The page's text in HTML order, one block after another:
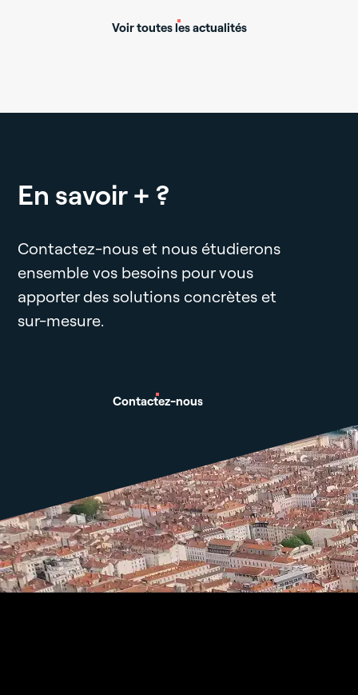
Voir toutes les actualités
En savoir + ?
Contactez-nous et nous étudierons
ensemble vos besoins pour vous
apporter des solutions concrètes et
sur-mesure.
Contactez-nous